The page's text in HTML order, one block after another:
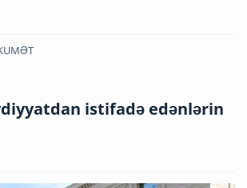
istifadə edənlərin